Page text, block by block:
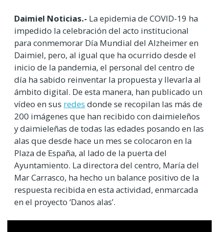
Daimiel Noticias.- La epidemia de COVID-19 ha
impedido la celebración del acto institucional
para conmemorar Día Mundial del Alzheimer en
Daimiel, pero, al igual que ha ocurrido desde el
inicio de la pandemia, el personal del centro de
día ha sabido reinventar la propuesta y llevarla al
ámbito digital. De esta manera, han publicado un
vídeo en sus redes donde se recopilan las más de
200 imágenes que han recibido con daimieleños
y daimieleñas de todas las edades posando en las
alas que desde hace un mes se colocaron en la
Plaza de España, al lado de la puerta del
Ayuntamiento. La directora del centro, María del
Mar Carrasco, ha hecho un balance positivo de la
respuesta recibida en esta actividad, enmarcada
en el proyecto ‘Danos alas’.